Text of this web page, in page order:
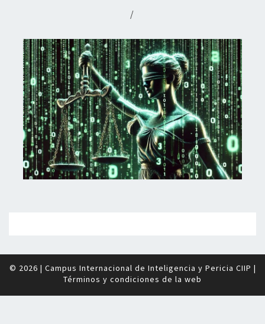
/
© 2026 | Campus Internacional de Inteligencia y Pericia CIIP |
Términos y condiciones de la web